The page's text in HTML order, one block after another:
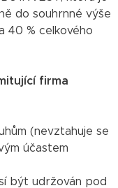
do souhrnné výše
40 % celkového
firma
(nevztahuje se
účastem
být udržován pod